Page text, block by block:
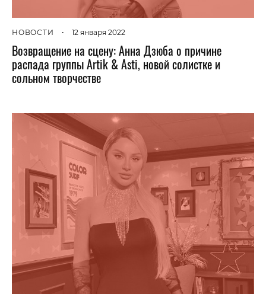
НОВОСТИ • 12 января 2022
Возвращение на сцену: Анна Дзюба о причине
распада группы Artik & Asti, новой солистке и
сольном творчестве